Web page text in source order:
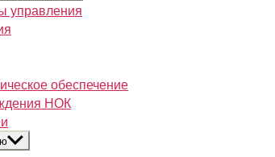
управления
обеспечение
НОК